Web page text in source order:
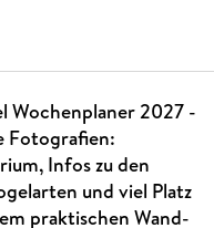
Wochenplaner 2027 -
Fotografien:
Infos zu den
und viel Platz
praktischen Wand-